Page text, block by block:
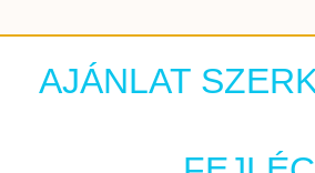
AJÁNLAT